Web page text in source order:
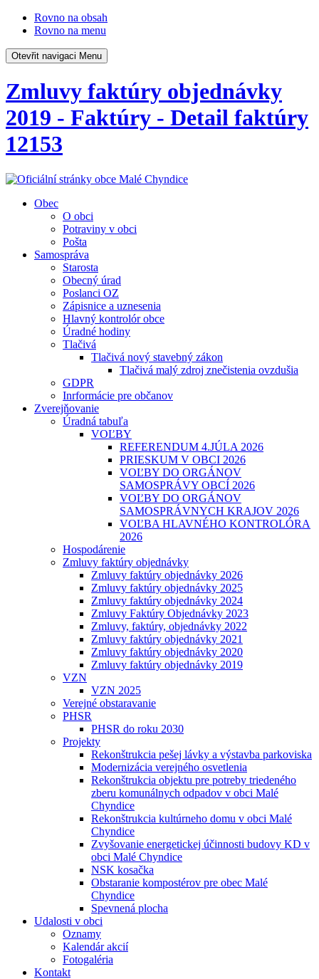
Rovno na obsah
Rovno na menu
Otevřit navigaci Menu
Zmluvy faktúry objednávky
2019 - Faktúry - Detail faktúry
12153
Obec
O obci
Potraviny v obci
Pošta
Samospráva
Starosta
Obecný úrad
Poslanci OZ
Zápisnice a uznesenia
Hlavný kontrolór obce
Úradné hodiny
Tlačivá
Tlačivá nový stavebný zákon
Tlačivá malý zdroj znečistenia ovzdušia
GDPR
Inrformácie pre občanov
Zverejňovanie
Úradná tabuľa
VOĽBY
REFERENDUM 4.JÚLA 2026
PRIESKUM V OBCI 2026
VOĽBY DO ORGÁNOV
SAMOSPRÁVY OBCÍ 2026
VOĽBY DO ORGÁNOV
SAMOSPRÁVNYCH KRAJOV 2026
VOĽBA HLAVNÉHO KONTROLÓRA
2026
Hospodárenie
Zmluvy faktúry objednávky
Zmluvy faktúry objednávky 2026
Zmluvy faktúry objednávky 2025
Zmluvy faktúry objednávky 2024
Zmluvy Faktúry Objednávky 2023
Zmluvy, faktúry, objednávky 2022
Zmluvy faktúry objednávky 2021
Zmluvy faktúry objednávky 2020
Zmluvy faktúry objednávky 2019
VZN
VZN 2025
Verejné obstaravanie
PHSR
PHSR do roku 2030
Projekty
Rekonštrukcia pešej lávky a výstavba parkoviska
Modernizácia verejného osvetlenia
Rekonštrukcia objektu pre potreby triedeného
zberu komunálnych odpadov v obci Malé
Chyndice
Rekonštrukcia kultúrneho domu v obci Malé
Chyndice
Zvyšovanie energetickej účinnosti budovy KD v
obci Malé Chyndice
NSK kosačka
Obstaranie kompostérov pre obec Malé
Chyndice
Spevnená plocha
Udalosti v obci
Oznamy
Kalendár akcií
Fotogaléria
Kontakt